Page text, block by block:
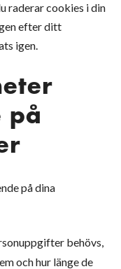
raderar cookies i din
efter ditt
igen.
på
på dina
behövs,
och hur länge de